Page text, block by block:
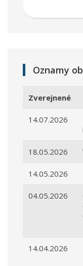
Oznamy
Zverejnené
14.07.2026
18.05.2026
14.05.2026
04.05.2026
14.04.2026